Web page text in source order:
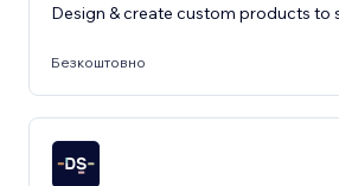
Design & create custom products to
Безкоштовно